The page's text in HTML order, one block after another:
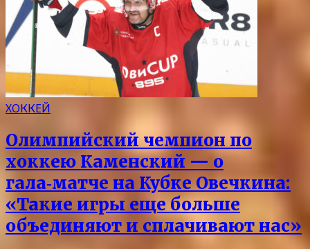
ХОККЕЙ
Олимпийский чемпион по
хоккею Каменский — о
гала‑матче на Кубке Овечкина:
«Такие игры еще больше
объединяют и сплачивают нас»